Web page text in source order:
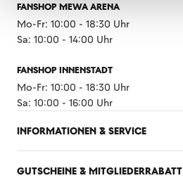
FANSHOP MEWA ARENA
Mo-Fr: 10:00 - 18:30 Uhr
Sa: 10:00 - 14:00 Uhr
FANSHOP INNENSTADT
Mo-Fr: 10:00 - 18:30 Uhr
Sa: 10:00 - 16:00 Uhr
INFORMATIONEN & SERVICE
GUTSCHEINE & MITGLIEDERRABATT